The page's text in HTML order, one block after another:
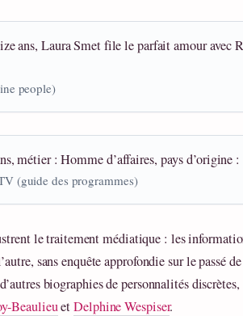
ans, Laura Smet file le parfait amour avec
people)
métier : Homme d’affaires, pays d’origine :
(guide des programmes)
le traitement médiatique : les
sans enquête approfondie sur le passé
biographies de personnalités
BeaulieuetDelphine Wespiser.